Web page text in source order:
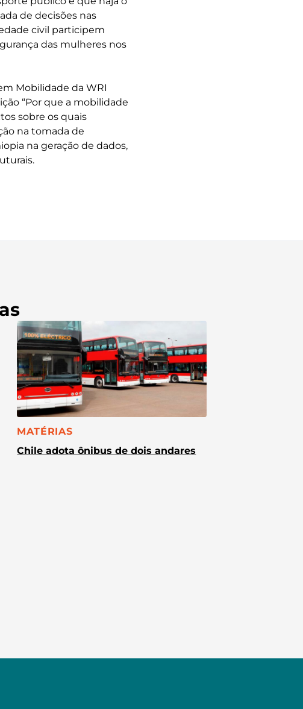
de decisões nas
civil participem
das mulheres nos
Mobilidade da WRI
“Por que a mobilidade
sobre os quais
na tomada de
na geração de dados,
CATEGORIA:
MATÉRIAS
Chile adota ônibus de dois andares